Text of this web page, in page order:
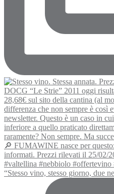
“Stesso vino, stesso giorno, due